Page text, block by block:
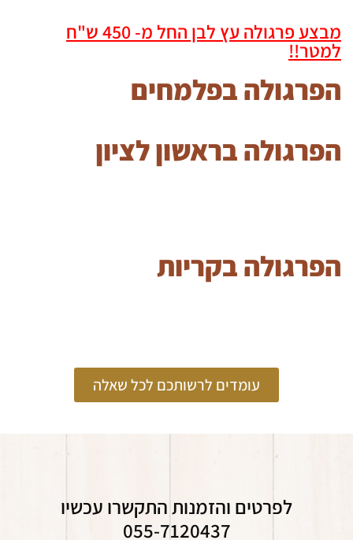
מבצע פרגולה עץ לבן החל מ- 450 ש"ח
למטר!!
הפרגולה בפלמחים
הפרגולה בראשון לציון
הפרגולה בקריות
עומדים לרשותכם לכל שאלה
לפרטים והזמנות התקשרו עכשיו
055-7120437